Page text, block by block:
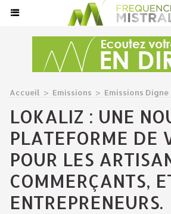
Accueil > Emissions > Emissions Digne
LOKALIZ : UNE
PLATEFORME DE
POUR LES
COMMERÇANTS,
ENTREPRENEURS.